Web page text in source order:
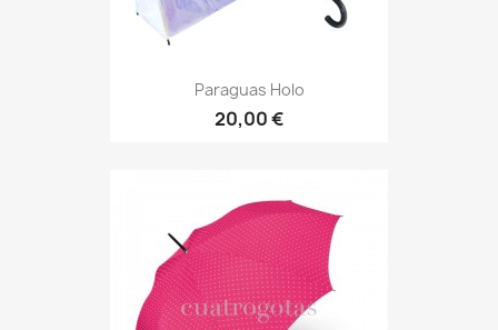
Paraguas Holo
20,00 €